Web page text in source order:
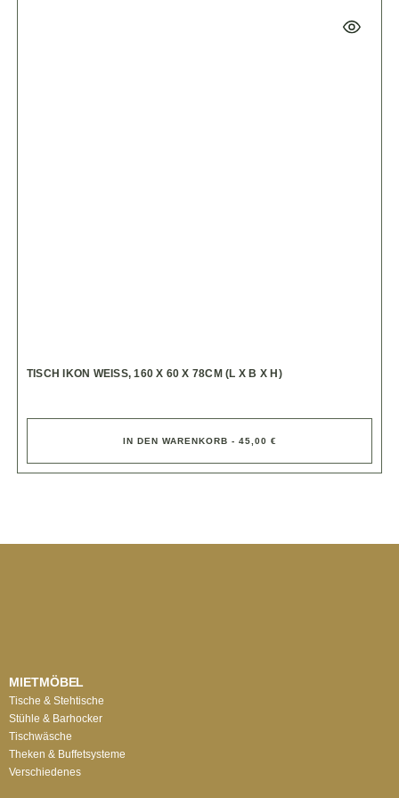
TISCH IKON WEISS, 160 X 60 X 78CM (L X B X H)
IN DEN WARENKORB - 45,00 €
MIETMÖBEL
Tische & Stehtische
Stühle & Barhocker
Tischwäsche
Theken & Buffetsysteme
Verschiedenes